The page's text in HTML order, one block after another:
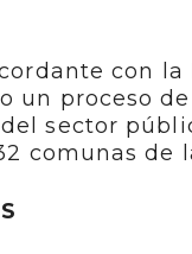
con
un proceso
sector
comunas de